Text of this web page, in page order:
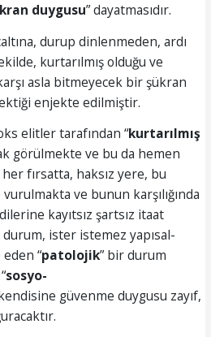
duygusu” dayatmasıdır.
durup dinlenmeden, ardı
kurtarılmış olduğu ve
asla bitmeyecek bir şükran
enjekte edilmiştir.
elitler tarafından “kurtarılmış
görülmekte ve bu da hemen
fırsatta, haksız yere, bu
ve bunun karşılığında
kayıtsız şartsız itaat
ister istemez yapısal-
“patolojik” bir durum
sosyo-
güvenme duygusu zayıf,